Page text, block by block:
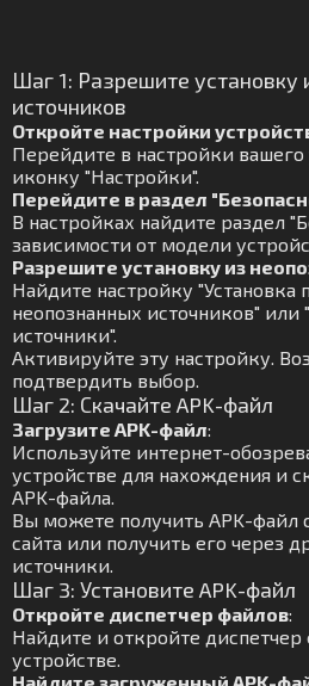
Шаг 1: Разрешите установку
источников
Откройте настройки
Перейдите в настройки вашего
иконку "Настройки".
Перейдите в раздел
В настройках найдите раздел
зависимости от модели
Разрешите установку из
Найдите настройку "Установка
неопознанных источников" или
источники".
Активируйте эту настройку.
подтвердить выбор.
Шаг 2: Скачайте APK-файл
Загрузите APK-файл:
Используйте интернет-
устройстве для нахождения и
APK-файла.
Вы можете получить APK-файл
сайта или получить его через
источники.
Шаг 3: Установите APK-файл
Откройте диспетчер файлов:
Найдите и откройте
устройстве.